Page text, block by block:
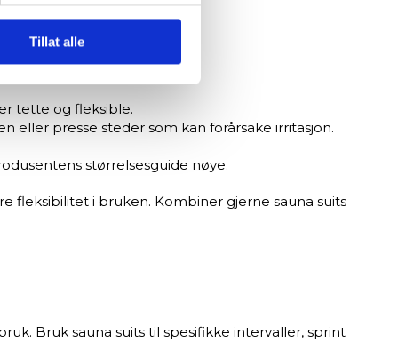
partnerne våre innen
du har gjort tilgjengelig for
Tillat alle
tette og fleksible.
eller presse steder som kan forårsake irritasjon.
størrelsesguide nøye.
fleksibilitet i bruken. Kombiner gjerne sauna suits
Bruk sauna suits til spesifikke intervaller, sprint